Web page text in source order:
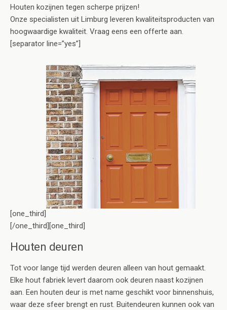
Houten kozijnen tegen scherpe prijzen!
Onze specialisten uit Limburg leveren kwaliteitsproducten van
hoogwaardige kwaliteit. Vraag eens een offerte aan.
[separator line=”yes”]
[one_third]
[/one_third][one_third]
Houten deuren
Tot voor lange tijd werden deuren alleen van hout gemaakt.
Elke hout fabriek levert daarom ook deuren naast kozijnen
aan. Een houten deur is met name geschikt voor binnenshuis,
waar deze sfeer brengt en rust. Buitendeuren kunnen ook van